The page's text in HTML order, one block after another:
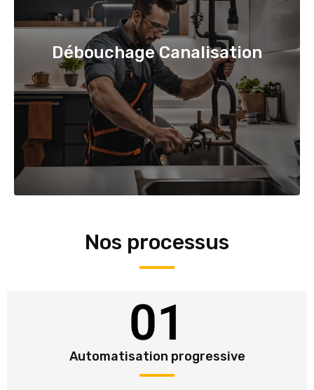
Débouchage Canalisation
Nos processus
01
Automatisation progressive